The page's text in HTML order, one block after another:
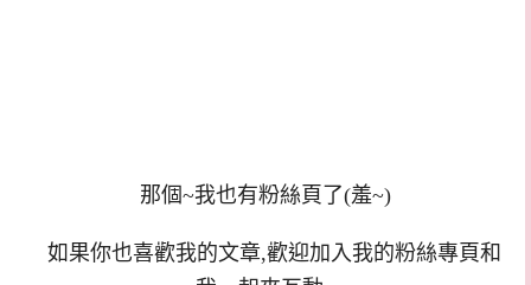
那個~我也有粉絲頁了(羞~)
如果你也喜歡我的文章,歡迎加入我的粉絲專頁和